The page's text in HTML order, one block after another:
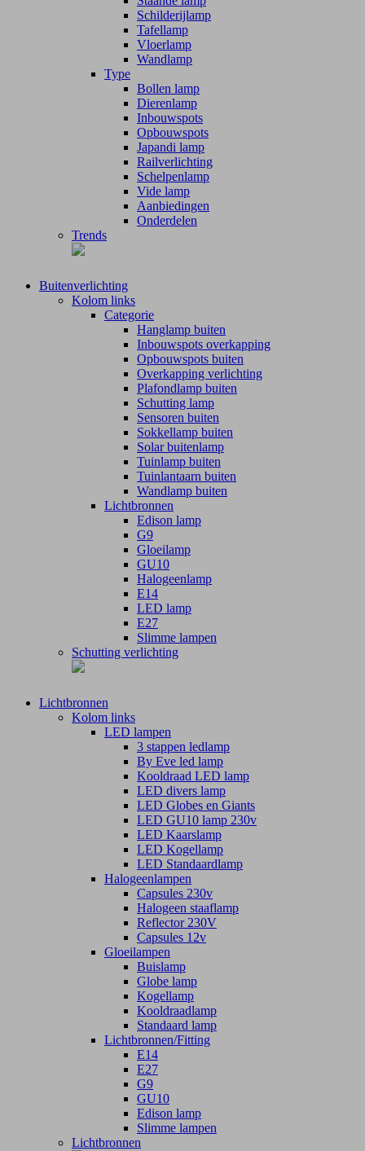
Schilderijlamp
Tafellamp
Vloerlamp
Wandlamp
Type
Bollen lamp
Dierenlamp
Inbouwspots
Opbouwspots
Japandi lamp
Railverlichting
Schelpenlamp
Vide lamp
Aanbiedingen
Onderdelen
Trends
Buitenverlichting
Kolom links
Categorie
Hanglamp buiten
Inbouwspots overkapping
Opbouwspots buiten
Overkapping verlichting
Plafondlamp buiten
Schutting lamp
Sensoren buiten
Sokkellamp buiten
Solar buitenlamp
Tuinlamp buiten
Tuinlantaarn buiten
Wandlamp buiten
Lichtbronnen
Edison lamp
G9
Gloeilamp
GU10
Halogeenlamp
E14
LED lamp
E27
Slimme lampen
Schutting verlichting
Lichtbronnen
Kolom links
LED lampen
3 stappen ledlamp
By Eve led lamp
Kooldraad LED lamp
LED divers lamp
LED Globes en Giants
LED GU10 lamp 230v
LED Kaarslamp
LED Kogellamp
LED Standaardlamp
Halogeenlampen
Capsules 230v
Halogeen staaflamp
Reflector 230V
Capsules 12v
Gloeilampen
Buislamp
Globe lamp
Kogellamp
Kooldraadlamp
Standaard lamp
Lichtbronnen/Fitting
E14
E27
G9
GU10
Edison lamp
Slimme lampen
Lichtbronnen